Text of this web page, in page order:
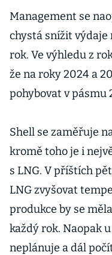
Management se
chystá snížit výdaje
rok. Ve výhledu z
že na roky 2024 a
pohybovat v pásmu
Shell se zaměřuje
kromě toho je i
s LNG. V příštích
LNG zvyšovat
produkce by se
každý rok. Naopak
neplánuje a dál